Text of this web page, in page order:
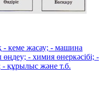
кеме жасау; - машина
өңдеу; - химия өнеркәсібі; -
- құрылыс және т.б.